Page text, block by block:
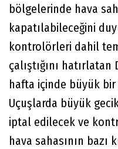
bölgelerinde hava
kapatılabileceğini
kontrolörleri dahil
çalıştığını
hafta içinde büyük bir
Uçuşlarda büyük
iptal edilecek ve
hava sahasının bazı